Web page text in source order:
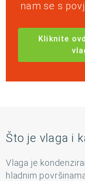
nam se s
Kliknite
Što je vlaga i
Vlaga je
hladnim